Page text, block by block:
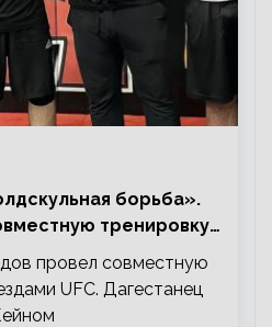
борьба».
тренировку
провел совместную
UFC. Дагестанец